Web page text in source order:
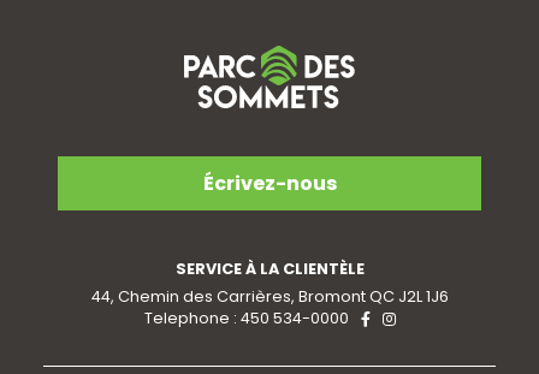
Écrivez-nous
SERVICE À LA CLIENTÈLE
44, Chemin des Carrières, Bromont QC J2L 1J6
Telephone : 450 534-0000